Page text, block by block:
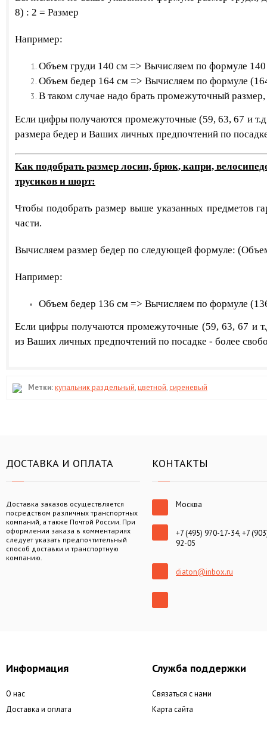
8) : 2 = Размер
Например:
Объем груди 140 см => Вычисляем по формуле 140
Объем бедер 164 см => Вычисляем по формуле
В таком случае надо брать промежуточный размер,
​Если цифры получаются промежуточные (59, 63, 67 и
размера бедер и Ваших личных предпочтений по
Как подобрать размер лосин, брюк, капри,
трусиков и шорт:
Чтобы подобрать размер выше указанных предметов
части.
Вычисляем размер бедер по следующей формуле:
Например:
Объем бедер 136 см => Вычисляем по формуле
​Если цифры получаются промежуточные (59, 63, 67 и
из Ваших личных предпочтений по посадке - более
Метки:купальник раздельный,цветной, сиреневый
ДОСТАВКА И ОПЛАТА
Доставка заказов осуществляется
посредством различных транспортных
компаний, а также Почтой России. При
оформлении заказа в комментариях
следует указать предпочтительный
способ доставки и транспортную
компанию.
КОНТАКТЫ
Москва
+7 (495) 970-17-34, +7
92-05
diaton@inbox.ru
Информация
О нас
Доставка и оплата
Служба поддержки
Связаться с нами
Карта сайта